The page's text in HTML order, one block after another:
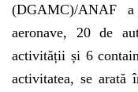
(DGAMC)/ANAF
aeronave, 20 de
activității și 6
activitatea, se